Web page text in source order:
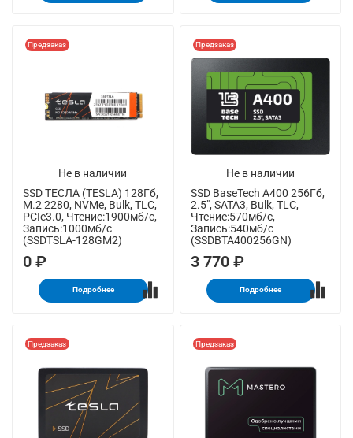
Не в наличии
Предзаказ
SSD ТЕСЛА (TESLA) 128Гб,
M.2 2280, NVMe, Bulk, TLC,
PCIe3.0, Чтение:1900мб/с,
Запись:1000мб/с
(SSDTSLA-128GM2)
0 ₽
Подробнее
Не в наличии
Предзаказ
SSD BaseTech A400 256Гб,
2.5", SATA3, Bulk, TLC,
Чтение:570мб/с,
Запись:540мб/с
(SSDBTA400256GN)
3 770 ₽
Подробнее
Предзаказ Предзаказ